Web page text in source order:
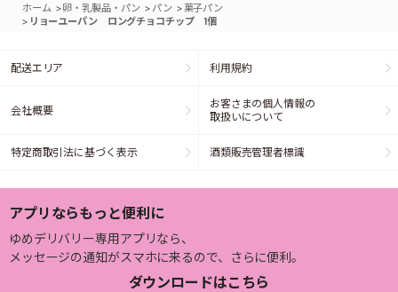
ホーム >卵・乳製品・パン > パン >菓子パン
> リョーユーパン ロングチョコチップ 1個
配送エリア 利用規約
会社概要
お客さまの個人情報の
取扱いについて
特定商取引法に基づく表示 酒類販売管理者標識
アプリならもっと便利に
ゆめデリバリー専用アプリなら、
メッセージの通知がスマホに来るので、さらに便利。
ダウンロードはこちら